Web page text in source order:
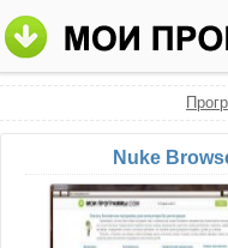
Nuke